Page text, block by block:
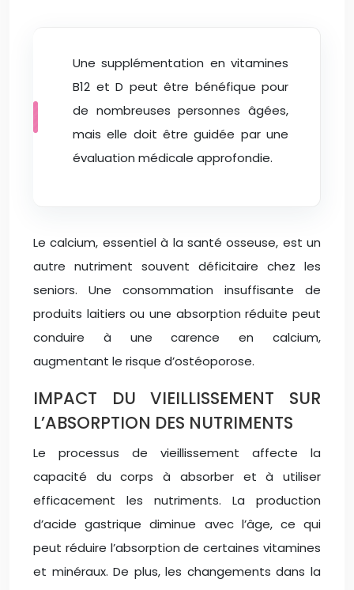
Une supplémentation en vitamines
B12 et D peut être bénéfique pour
de nombreuses personnes âgées,
mais elle doit être guidée par une
évaluation médicale approfondie.
Le calcium, essentiel à la santé osseuse, est un
autre nutriment souvent déficitaire chez les
seniors. Une consommation insuffisante de
produits laitiers ou une absorption réduite peut
conduire à une carence en calcium,
augmentant le risque d’ostéoporose.
IMPACT DU VIEILLISSEMENT SUR
L’ABSORPTION DES NUTRIMENTS
Le processus de vieillissement affecte la
capacité du corps à absorber et à utiliser
efficacement les nutriments. La production
d’acide gastrique diminue avec l’âge, ce qui
peut réduire l’absorption de certaines vitamines
et minéraux. De plus, les changements dans la